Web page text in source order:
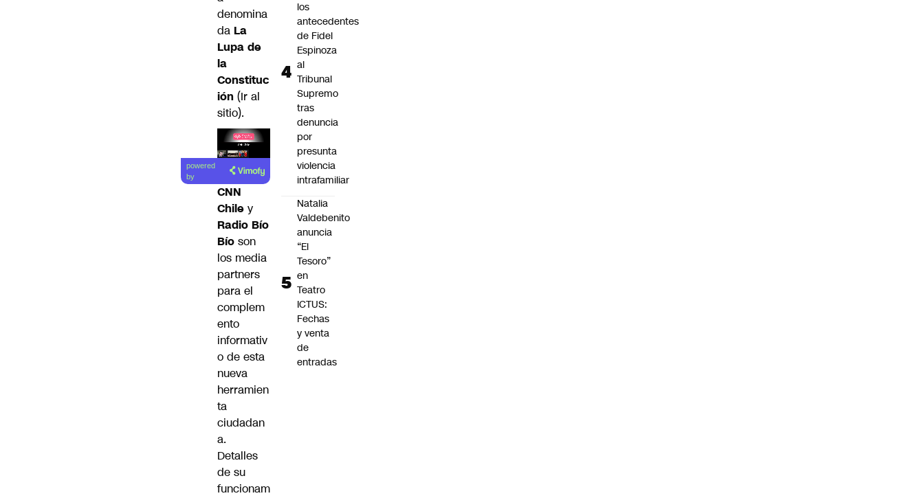
denomina
da La
Lupa de
la
Constituc
ión (Ir al
sitio).
Lea el
artículo
powered
by
CNN
Chile y
Radio Bío
Bío son
los media
partners
para el
complem
ento
informativ
o de esta
nueva
herramien
ta
ciudadan
a.
Detalles
de su
funcionam
los
antecedentes
de Fidel
Espinoza
al
Tribunal
Supremo
tras
denuncia
por
presunta
violencia
intrafamiliar
Natalia
Valdebenito
anuncia
“El
Tesoro”
en
Teatro
ICTUS:
Fechas
y venta
de
entradas